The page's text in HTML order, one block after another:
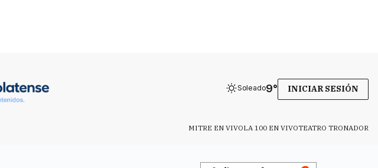
Soleado9° INICIAR SESIÓN
MITRE EN VIVOLA 100 EN VIVOTEATRO TRONADOR